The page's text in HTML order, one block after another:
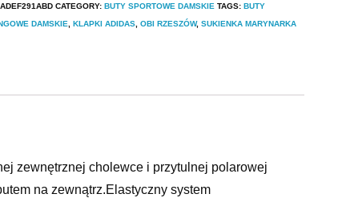
CATEGORY: BUTY SPORTOWE DAMSKIE TAGS: BUTY
DAMSKIE
KLAPKI ADIDAS OBI RZESZÓW, SUKIENKA MARYNARKA
zewnętrznej cholewce i przytulnej polarowej
na zewnątrz.Elastyczny system